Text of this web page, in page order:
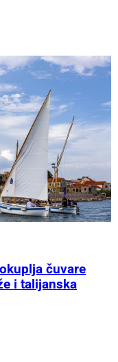
čuvare
i talijanska